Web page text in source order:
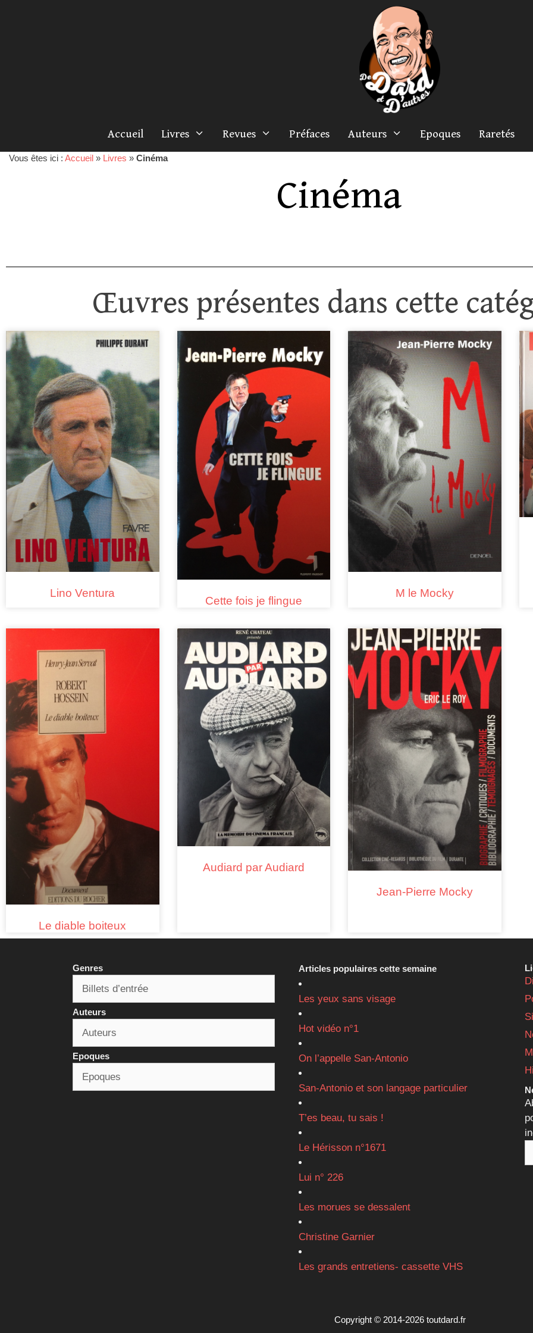
Accueil Livres Revues Préfaces Auteurs Epoques Raretés
Vous êtes ici : Accueil » Livres » Cinéma
Cinéma
Œuvres présentes dans cette
Lino Ventura
Cette fois je flingue
M le Mocky
Le diable boiteux
Audiard par Audiard
Jean-Pierre Mocky
Genres
Auteurs
Epoques
Articles populaires cette semaine
Les yeux sans visage
Hot vidéo n°1
On l’appelle San-Antonio
San-Antonio et son langage particulier
T’es beau, tu sais !
Le Hérisson n°1671
Lui n° 226
Les morues se dessalent
Christine Garnier
Les grands entretiens- cassette VHS
Copyright © 2014-2026 toutdard.fr